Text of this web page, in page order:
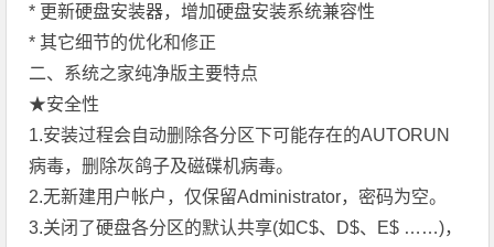
* 更新硬盘安装器，增加硬盘安装系统兼容性
* 其它细节的优化和修正
二、系统之家纯净版主要特点
★安全性
1.安装过程会自动删除各分区下可能存在的AUTORUN
病毒，删除灰鸽子及磁碟机病毒。
2.无新建用户帐户，仅保留Administrator，密码为空。
3.关闭了硬盘各分区的默认共享(如C$、D$、E$ ……)，